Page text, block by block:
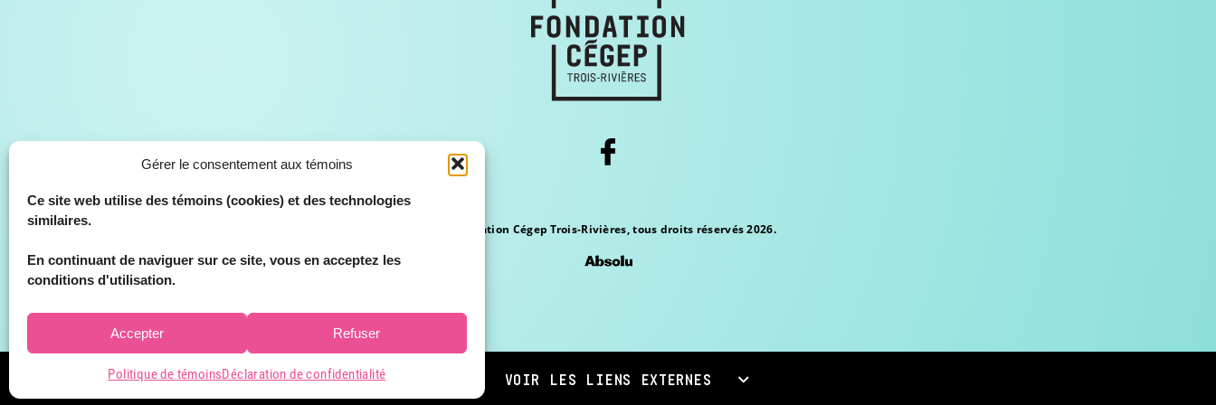
Gérer le consentement aux témoins
Ce site web utilise des témoins (cookies) et des technologies
similaires.
En continuant de naviguer sur ce site, vous en acceptez les
conditions d'utilisation.
Accepter Refuser
Politique de témoinsDéclaration de confidentialité
© Fondation Cégep Trois-Rivières, tous droits réservés 2026.
VOIR LES LIENS EXTERNES